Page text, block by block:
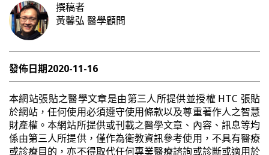
撰稿者
黃馨弘 醫學顧問
發佈日期2020-11-16
本網站張貼之醫學文章是由第三人所提供並授權 HTC 張貼
於網站，任何使用必須遵守使用條款以及尊重著作人之智慧
財產權。本網站所提供或刊載之醫學文章、內容、訊息等均
係由第三人所提供，僅作為衛教資訊參考使用，不具有醫療
或診療目的，亦不得取代任何專業醫療諮詢或診斷或適用於